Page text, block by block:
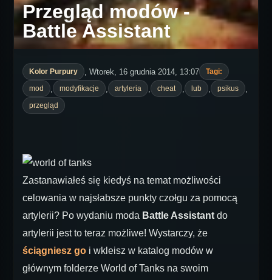
Przegląd modów -
Battle Assistant
Kolor Purpury , Wtorek, 16 grudnia 2014, 13:07
Tagi:
mod
modyfikacje artyleria cheat lub psikus
przegląd
Zastanawiałeś się kiedyś na temat możliwości
celowania w najsłabsze punkty czołgu za pomocą
artylerii? Po wydaniu moda Battle Assistant do
artylerii jest to teraz możliwe! Wystarczy, że
ściągniesz go i wkleisz w katalog modów w
głównym folderze World of Tanks na swoim